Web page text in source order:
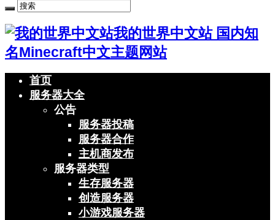
我的世界中文站 国内知
名Minecraft中文主题网站
首页
服务器大全
公告
服务器投稿
服务器合作
主机商发布
服务器类型
生存服务器
创造服务器
小游戏服务器